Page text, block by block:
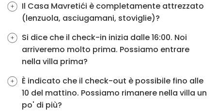
Il Casa Mavretići è completamente attrezzato
(lenzuola, asciugamani, stoviglie)?
Si dice che il check-in inizia dalle 16:00. Noi
arriveremo molto prima. Possiamo entrare
nella villa prima?
È indicato che il check-out è possibile fino alle
10 del mattino. Possiamo rimanere nella villa un
po' di più?